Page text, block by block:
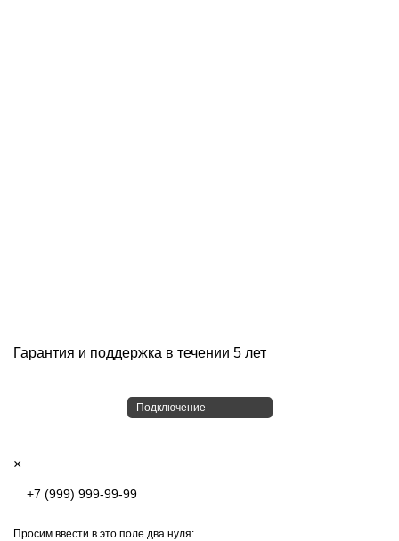
Гарантия и поддержка в течении 5 лет
Подключение
×
Просим ввести в это поле два нуля: